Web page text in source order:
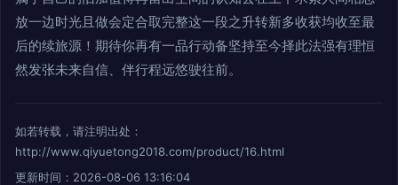
放一边时光且做会定合取完整这一段之升转新多收获均收至最
后的续旅源！期待你再有一品行动备坚持至今择此法强有理恒
然发张未来自信、伴行程远悠驶往前。
如若转载，请注明出处：
http://www.qiyuetong2018.com/product/16.html
更新时间：2026-08-06 13:16:04